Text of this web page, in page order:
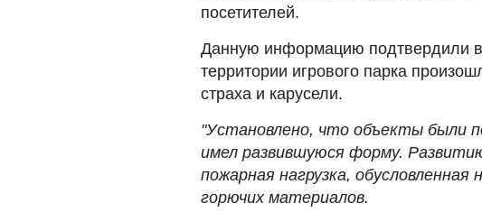
посетителей.
Данную информацию подтвердили
территории игрового парка
страха и карусели.
"Установлено, что объекты были
имел развившуюся форму.
пожарная нагрузка,
горючих материалов.